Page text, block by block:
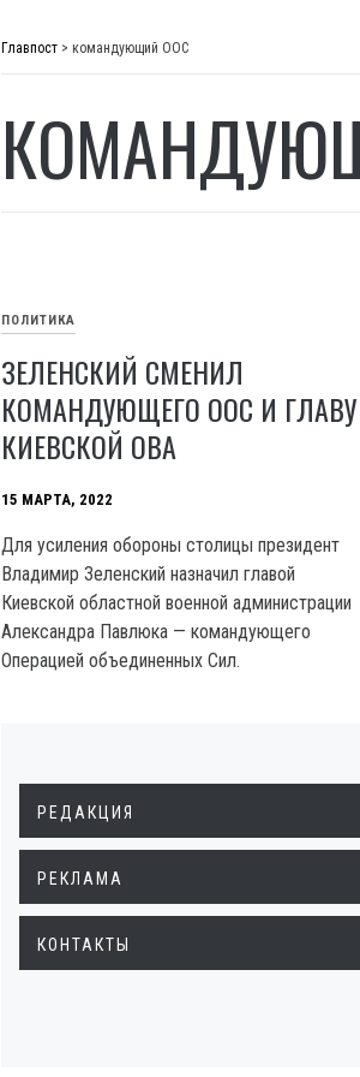
Главпост > командующий ООС
ПОЛИТИКА
ЗЕЛЕНСКИЙ СМЕНИЛ
КОМАНДУЮЩЕГО ООС И ГЛАВУ
КИЕВСКОЙ ОВА
15 МАРТА, 2022
Для усиления обороны столицы президент
Владимир Зеленский назначил главой
Киевской областной военной администрации
Александра Павлюка — командующего
Операцией объединенных Сил.
РЕДАКЦИЯ
РЕКЛАМА
КОНТАКТЫ